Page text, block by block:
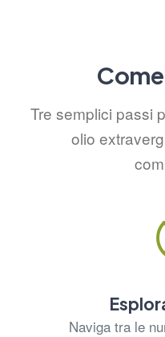
Tre semplici passi
olio
Naviga tra le